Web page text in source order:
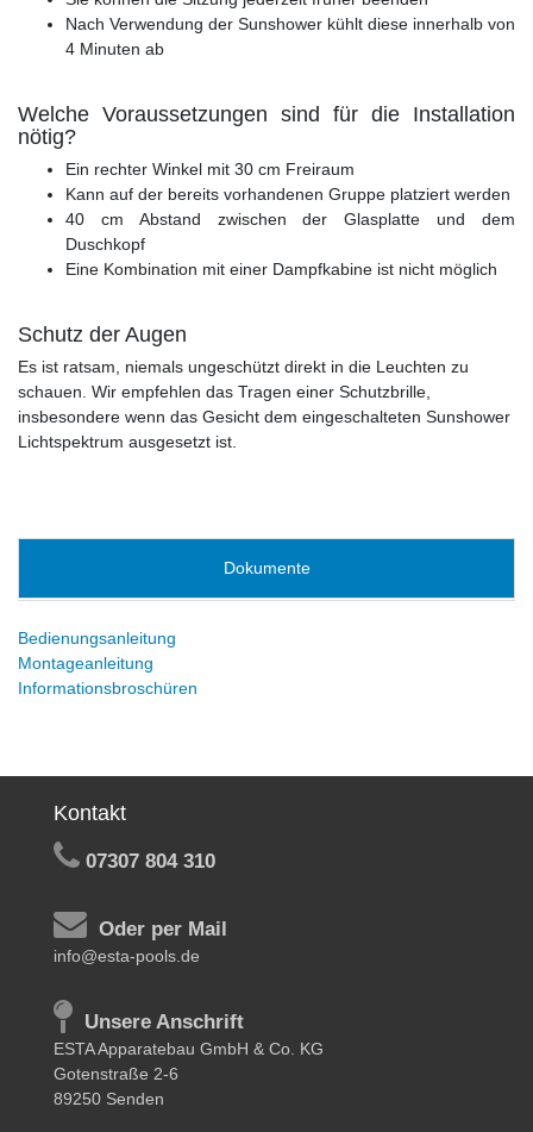
Nach Verwendung der Sunshower kühlt diese innerhalb von
4 Minuten ab
Welche Voraussetzungen sind für die Installation
nötig?
Ein rechter Winkel mit 30 cm Freiraum
Kann auf der bereits vorhandenen Gruppe platziert werden
40 cm Abstand zwischen der Glasplatte und dem
Duschkopf
Eine Kombination mit einer Dampfkabine ist nicht möglich
Schutz der Augen
Es ist ratsam, niemals ungeschützt direkt in die Leuchten zu
schauen. Wir empfehlen das Tragen einer Schutzbrille,
insbesondere wenn das Gesicht dem eingeschalteten Sunshower
Lichtspektrum ausgesetzt ist.
Dokumente
Bedienungsanleitung
Montageanleitung
Informationsbroschüren
Kontakt
07307 804 310
Oder per Mail
info@esta-pools.de
Unsere Anschrift
ESTA Apparatebau GmbH & Co. KG
Gotenstraße 2-6
89250 Senden